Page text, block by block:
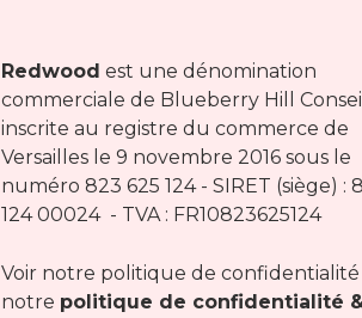
Redwood est une dénomination
commerciale de Blueberry Hill
inscrite au registre du commerce de
Versailles le 9 novembre 2016 sous le
numéro 823 625 124 - SIRET (siège) :
124 00024 - TVA : FR10823625124
Voir notre politique de
notre politique de confidentialité